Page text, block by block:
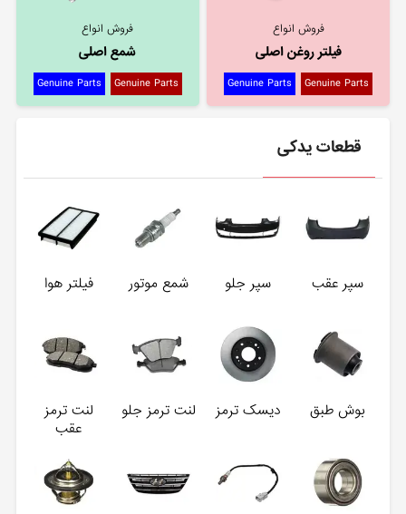
فروش انواع
فیلتر روغن اصلی
Genuine Parts
Genuine Parts
فروش انواع
شمع اصلی
Genuine Parts
Genuine Parts
قطعات یدکی
سپر عقب سپر جلو شمع موتور فیلتر هوا
بوش طبق دیسک ترمز لنت ترمز جلو
لنت ترمز
عقب